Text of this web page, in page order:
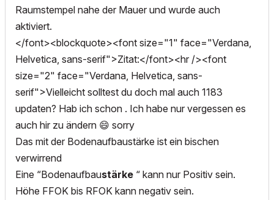
Raumstempel nahe der Mauer und wurde auch
aktiviert.
</font><blockquote><font size="1" face="Verdana,
Helvetica, sans-serif">Zitat:</font><hr /><font
size="2" face="Verdana, Helvetica, sans-
serif">Vielleicht solltest du doch mal auch 1183
updaten? Hab ich schon . Ich habe nur vergessen es
auch hir zu ändern 😄 sorry
Das mit der Bodenaufbaustärke ist ein bischen
verwirrend
Eine “Bodenaufbaustärke “ kann nur Positiv sein.
Höhe FFOK bis RFOK kann negativ sein.